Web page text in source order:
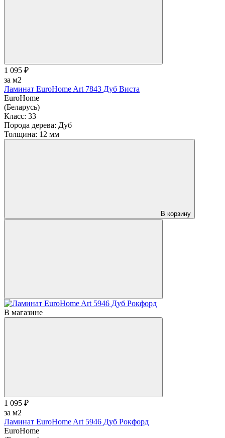
1 095 ₽
за м2
Ламинат EuroHome Art 7843 Дуб Виста
EuroHome
(Беларусь)
Класс: 33
Порода дерева: Дуб
Толщина: 12 мм
В корзину
В магазине
1 095 ₽
за м2
Ламинат EuroHome Art 5946 Дуб Рокфорд
EuroHome